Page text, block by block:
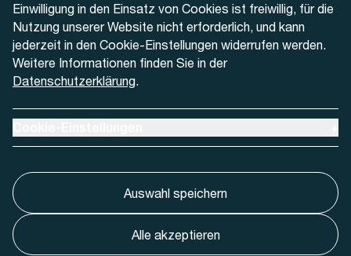
Einwilligung in den Einsatz von Cookies ist freiwillig, für die
Nutzung unserer Website nicht erforderlich, und kann
jederzeit in den Cookie-Einstellungen widerrufen werden.
Weitere Informationen finden Sie in der
Datenschutzerklärung.
Auswahl speichern
Alle akzeptieren
Aktuell
Medien
Impressum Datenschutz Cookie-Einstellungnen